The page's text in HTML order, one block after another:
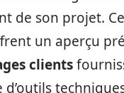
de son projet.
un aperçu
clients